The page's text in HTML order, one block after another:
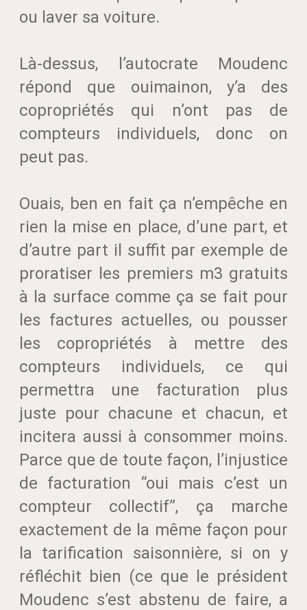
ou laver sa voiture.
Là-dessus, l’autocrate Moudenc
répond que ouimainon, y’a des
copropriétés qui n’ont pas de
compteurs individuels, donc on
peut pas.
Ouais, ben en fait ça n’empêche en
rien la mise en place, d’une part, et
d’autre part il suffit par exemple de
proratiser les premiers m3 gratuits
à la surface comme ça se fait pour
les factures actuelles, ou pousser
les copropriétés à mettre des
compteurs individuels, ce qui
permettra une facturation plus
juste pour chacune et chacun, et
incitera aussi à consommer moins.
Parce que de toute façon, l’injustice
de facturation “oui mais c’est un
compteur collectif”, ça marche
exactement de la même façon pour
la tarification saisonnière, si on y
réfléchit bien (ce que le président
Moudenc s’est abstenu de faire, a